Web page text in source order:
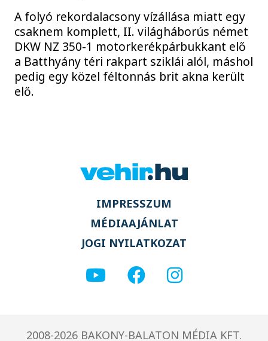
A folyó rekordalacsony vízállása miatt egy
csaknem komplett, II. világháborús német
DKW NZ 350-1 motorkerékpárbukkant elő
a Batthyány téri rakpart sziklái alól, máshol
pedig egy közel féltonnás brit akna került
elő.
IMPRESSZUM
MÉDIAAJÁNLAT
JOGI NYILATKOZAT
2008-2026 BAKONY-BALATON MÉDIA KFT.